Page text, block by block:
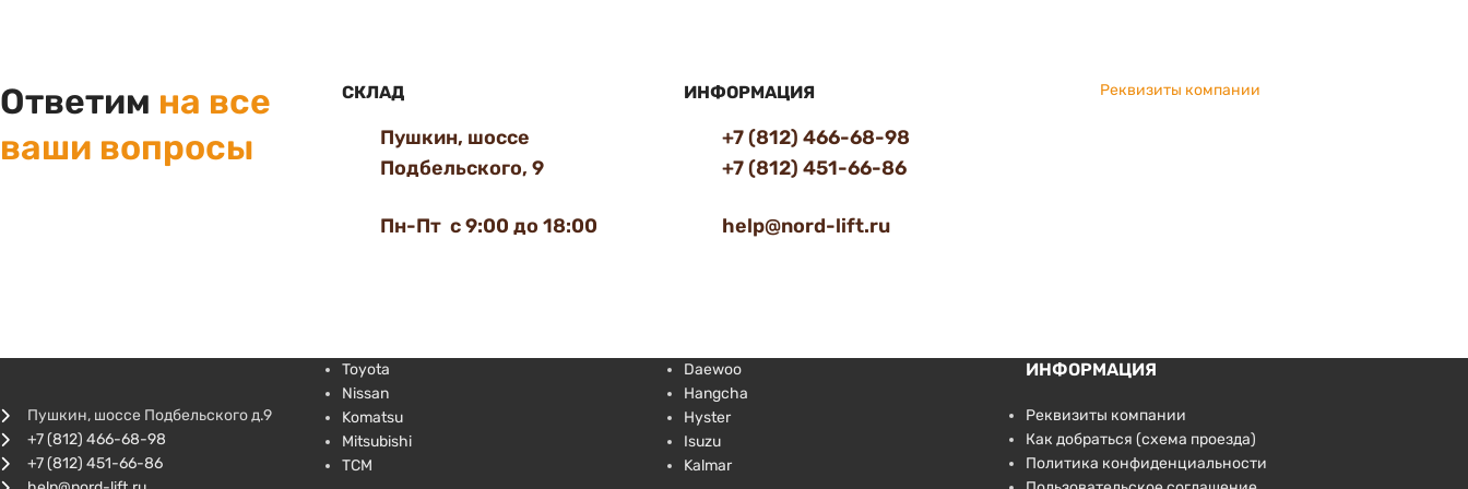
Ответим на все
ваши вопросы
СКЛАД
Пушкин, шоссе
Подбельского, 9
Пн-Пт с 9:00 до 18:00
ИНФОРМАЦИЯ
+7 (812) 466-68-98
+7 (812) 451-66-86
help@nord-lift.ru
Реквизиты компании
Пушкин, шоссе Подбельского д.9
+7 (812) 466-68-98
+7 (812) 451-66-86
Toyota
Nissan
Komatsu
Mitsubishi
TCM
Daewoo
Hangcha
Hyster
Isuzu
Kalmar
ИНФОРМАЦИЯ
Реквизиты компании
Как добраться (схема проезда)
Политика конфиденциальности